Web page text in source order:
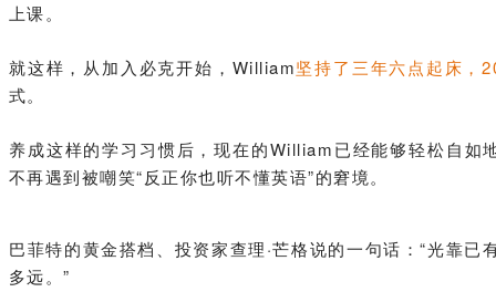
上课。
就这样，从加入必克开始，William坚持了三年六点起床 ，
式。
养成这样的学习习惯后，现在的William已经能够轻松自如
不再遇到被嘲笑“反正你也听不懂英语”的窘境。
巴菲特的黄金搭档、投资家查理·芒格说的一句话 ：“光靠已
多远。”